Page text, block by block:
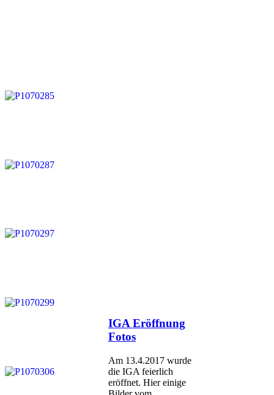
Veröffentlicht
am
IGA Eröffnung
Fotos
Am 13.4.2017 wurde
die IGA feierlich
eröffnet. Hier einige